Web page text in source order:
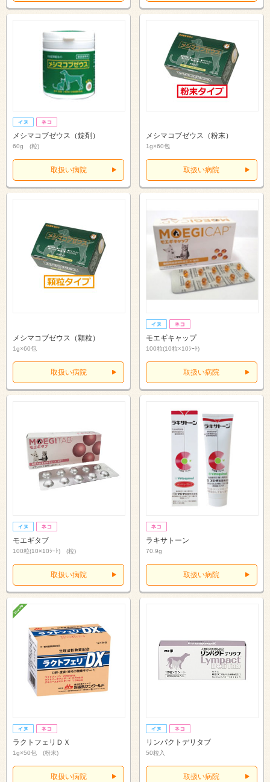
メシマコブゼウス（錠剤）
60g (粒)
取扱い病院
メシマコブゼウス（粉末）
1g×60包
取扱い病院
メシマコブゼウス（顆粒）
1g×60包
取扱い病院
モエギキャップ
100粒(10粒×10ｼｰﾄ)
取扱い病院
モエギタブ
100粒(10×10ｼｰﾄ) (粒)
取扱い病院
ラキサトーン
70.9g
取扱い病院
ラクトフェリＤＸ
1g×50包 (粉末)
取扱い病院
リンパクトデリタブ
50粒入
取扱い病院